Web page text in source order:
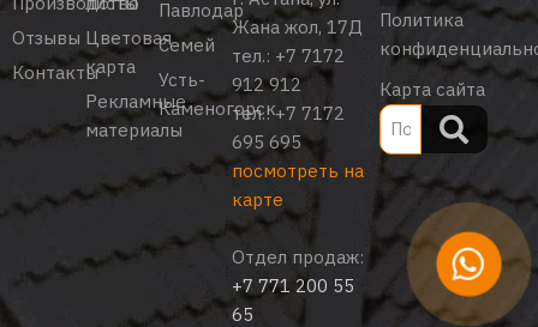
Отзывы
Контакты
Цветовая
карта
Рекламные
материалы
Павлодар
Семей
Усть-
Каменогорск
Жана жол, 17Д
тел.: +7 7172
912 912
тел.:+7 7172
695 695
посмотреть на
карте
Отдел продаж:
+7 771 200 55
65
Политика
Карта сайта